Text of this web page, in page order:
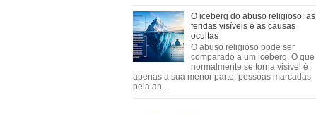
O iceberg do abuso religioso: as
feridas visíveis e as causas
ocultas
O abuso religioso pode ser
comparado a um iceberg. O que
normalmente se torna visível é
apenas a sua menor parte: pessoas marcadas
pela an...